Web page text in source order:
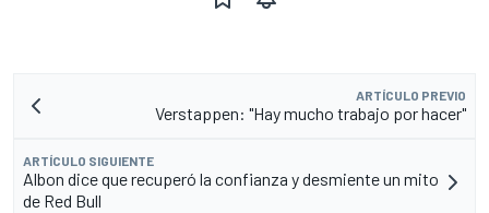
ARTÍCULO PREVIO
Verstappen: "Hay mucho trabajo por hacer"
ARTÍCULO SIGUIENTE
Albon dice que recuperó la confianza y desmiente un mito
de Red Bull